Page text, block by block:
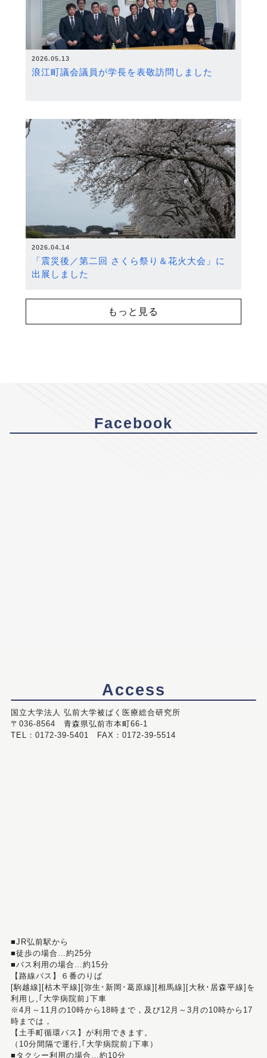
2026.05.13
浪江町議会議員が学長を表敬訪問しました
2026.04.14
「震災後／第二回 さくら祭り＆花火大会」に
出展しました
もっと見る
Facebook
Access
国立大学法人 弘前大学被ばく医療総合研究所
〒036-8564 青森県弘前市本町66-1
TEL：0172-39-5401 FAX：0172-39-5514
■JR弘前駅から
■徒歩の場合…約25分
■バス利用の場合…約15分
【路線バス】６番のりば
[駒越線][枯木平線][弥生･新岡･葛原線][相馬線][大秋･居森平線]を
利用し,｢大学病院前｣下車
※4月～11月の10時から18時まで，及び12月～3月の10時から17
時までは，
【土手町循環バス】が利用できます。
（10分間隔で運行,｢大学病院前｣下車）
■タクシー利用の場合…約10分